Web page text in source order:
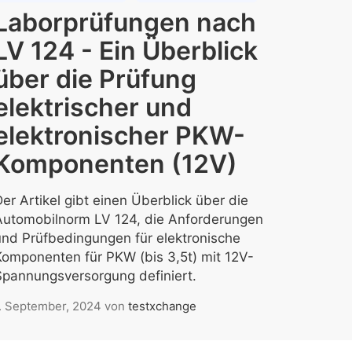
nach
124 - Ein Überblick
die Prüfung
und
PKW-
(12V)
Artikel gibt einen Überblick über die
LV 124, die Anforderungen
Prüfbedingungen für elektronische
für PKW (bis 3,5t) mit 12V-
definiert.
September, 2024 von testxchange